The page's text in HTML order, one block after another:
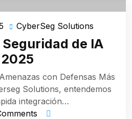
mayo
12,
2025
CyberSeg Solutions
Solutions
de IA
2025
con Defensas Más
Solutions, entendemos
integración…